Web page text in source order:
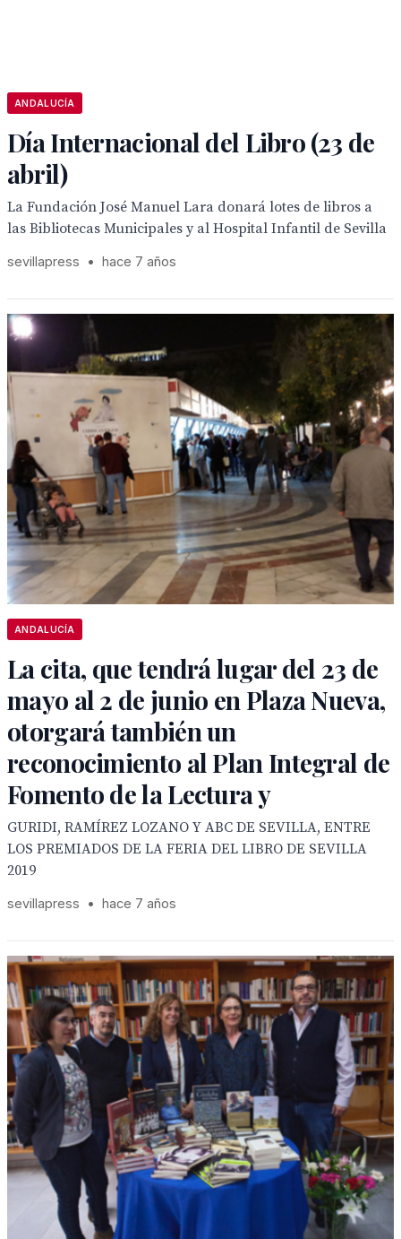
ANDALUCÍA
Día Internacional del Libro (23 de
abril)
La Fundación José Manuel Lara donará lotes de libros a
las Bibliotecas Municipales y al Hospital Infantil de Sevilla
sevillapress • hace 7 años
ANDALUCÍA
La cita, que tendrá lugar del 23 de
mayo al 2 de junio en Plaza Nueva,
otorgará también un
reconocimiento al Plan Integral de
Fomento de la Lectura y
GURIDI, RAMÍREZ LOZANO Y ABC DE SEVILLA, ENTRE
LOS PREMIADOS DE LA FERIA DEL LIBRO DE SEVILLA
2019
sevillapress • hace 7 años